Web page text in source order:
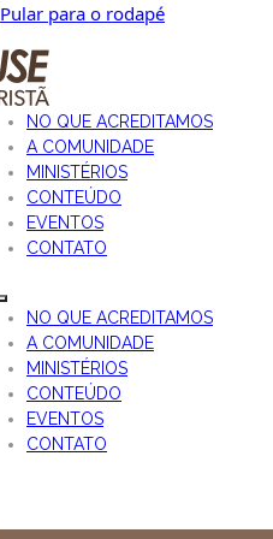
Pular para o rodapé
NO QUE ACREDITAMOS
A COMUNIDADE
MINISTÉRIOS
CONTEÚDO
EVENTOS
CONTATO
NO QUE ACREDITAMOS
A COMUNIDADE
MINISTÉRIOS
CONTEÚDO
EVENTOS
CONTATO